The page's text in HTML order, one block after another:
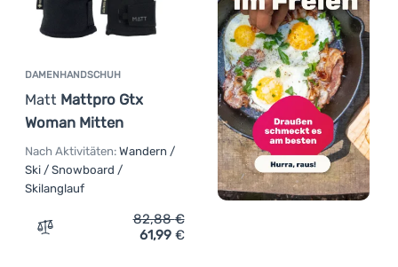
DAMENHANDSCHUH
Matt Mattpro Gtx
Woman Mitten
Nach Aktivitäten: Wandern /
Ski / Snowboard /
Skilanglauf
Zum Vergleich 'Damenhandschuh Matt Mattpro Gtx
82,88€
61,99 €